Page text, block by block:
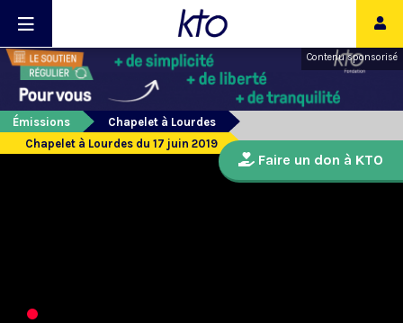
Contenu sponsorisé
Émissions
Chapelet à Lourdes
Chapelet à Lourdes du 17 juin 2019
Faire un don à KTO